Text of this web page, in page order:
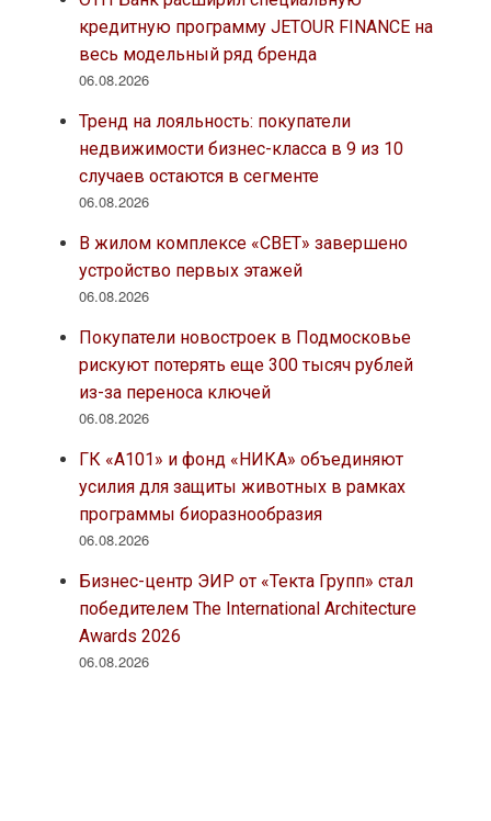
кредитную программу JETOUR FINANCE на
весь модельный ряд бренда
06.08.2026
Тренд на лояльность: покупатели
недвижимости бизнес-класса в 9 из 10
случаев остаются в сегменте
06.08.2026
В жилом комплексе «СВЕТ» завершено
устройство первых этажей
06.08.2026
Покупатели новостроек в Подмосковье
рискуют потерять еще 300 тысяч рублей
из-за переноса ключей
06.08.2026
ГК «А101» и фонд «НИКА» объединяют
усилия для защиты животных в рамках
программы биоразнообразия
06.08.2026
Бизнес-центр ЭИР от «Текта Групп» стал
победителем The International Architecture
Awards 2026
06.08.2026